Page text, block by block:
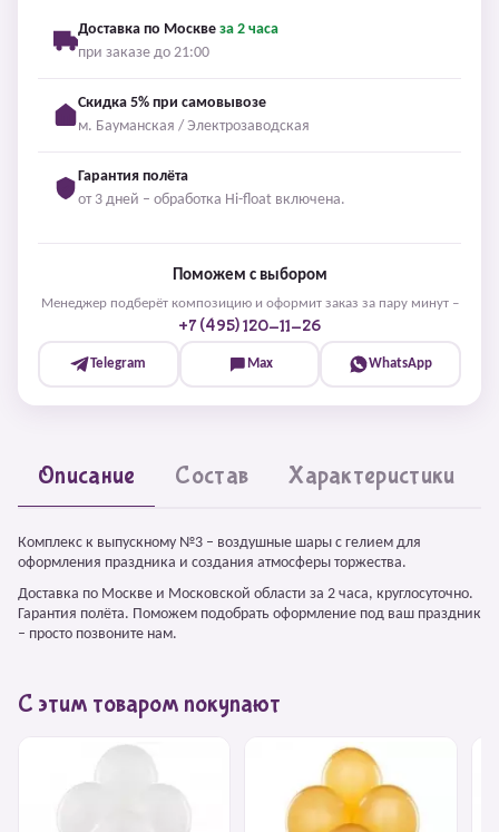
Доставка по Москве за 2 часа
при заказе до 21:00
Скидка 5% при самовывозе
м. Бауманская / Электрозаводская
Гарантия полёта
от 3 дней – обработка Hi-float включена.
Поможем с выбором
Менеджер подберёт композицию и оформит заказ за пару минут –
+7 (495) 120-11-26
Telegram Max WhatsApp
Описание Состав Характеристики
Комплекс к выпускному №3 – воздушные шары с гелием для
оформления праздника и создания атмосферы торжества.
Доставка по Москве и Московской области за 2 часа, круглосуточно.
Гарантия полёта. Поможем подобрать оформление под ваш праздник
– просто позвоните нам.
С этим товаром покупают